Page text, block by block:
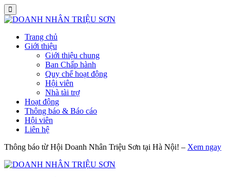
Trang chủ
Giới thiệu
Giới thiệu chung
Ban Chấp hành
Quy chế hoạt động
Hội viên
Nhà tài trợ
Hoạt động
Thông báo & Báo cáo
Hội viên
Liên hệ
Thông báo từ Hội Doanh Nhân Triệu Sơn tại Hà Nội! – Xem ngay